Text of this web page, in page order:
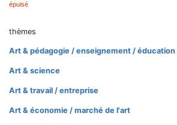
épuisé
thèmes
Art & pédagogie / enseignement / éducation
Art & science
Art & travail / entreprise
Art & économie / marché de l'art